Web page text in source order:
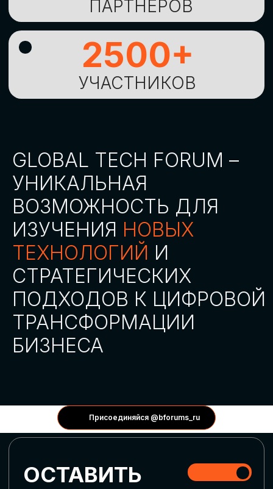
Присоединяйся @bforums_ru
ОСТАВИТЬ
ЗАЯВКУ
АККРЕДИТАЦИЯ
СМИ
СКАЧАТЬ ПРОГРАММУ
СТАТЬ СПИКЕРОМ
Оставьте заявку, наши менеджеры
СТАТЬ УЧАСТНИКОМ
ГЛОБАЛЬНАЯ
ЦИФРОВИЗАЦИЯ
актуальных трендов глобальной цифровой
трансформации. Узнаем о новых подходах